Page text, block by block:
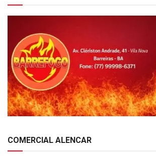
COMERCIAL ALENCAR